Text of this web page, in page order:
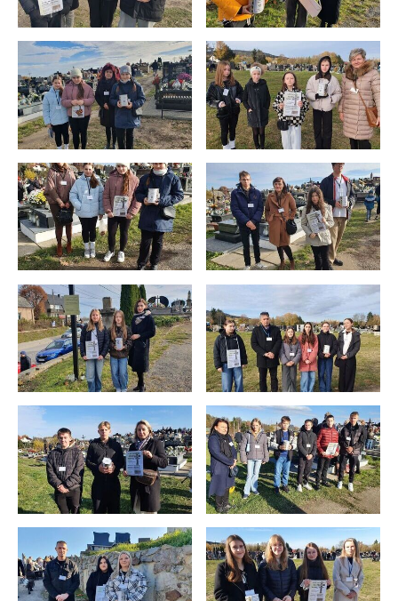
stronach podmiotów trzecich lub firm będących naszymi
partnerami oraz innych dostawców usług. Firmy te działają
w charakterze pośredników prezentujących nasze treści w
postaci wiadomości, ofert, komunikatów mediów
społecznościowych.